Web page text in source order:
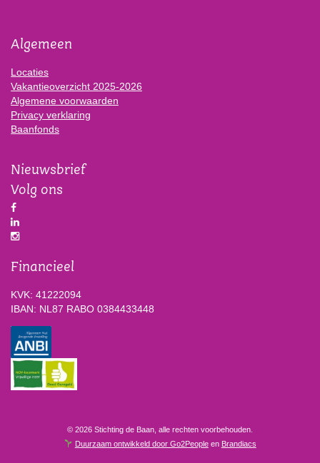
Algemeen
Locaties
Vakantieoverzicht 2025-2026
Algemene voorwaarden
Privacy verklaring
Baanfonds
Nieuwsbrief
Volg ons
Financieel
KVK: 41222094
IBAN: NL87 RABO 0384433448
© 2026 Stichting de Baan, alle rechten voorbehouden.
Duurzaam ontwikkeld door Go2Peopleen Brandiacs